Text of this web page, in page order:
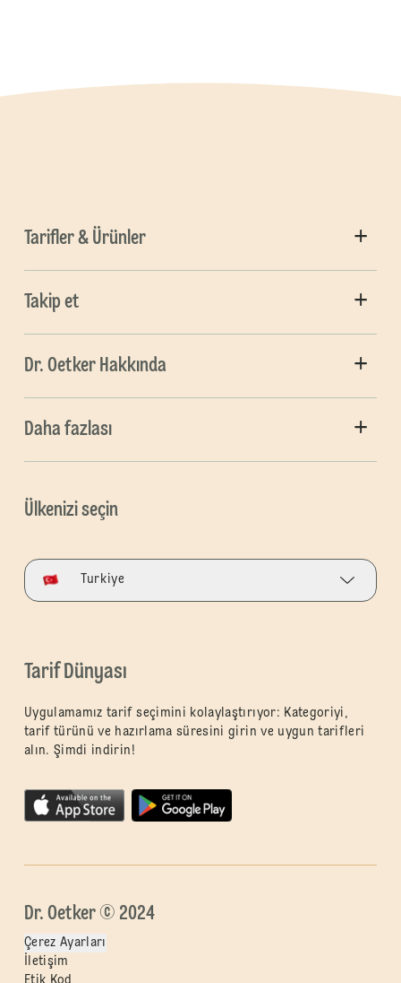
Tarifler & Ürünler
Takip et
Dr. Oetker Hakkında
Daha fazlası
Ülkenizi seçin
Turkiye
Tarif Dünyası
Uygulamamız tarif seçimini kolaylaştırıyor: Kategoriyi,
tarif türünü ve hazırlama süresini girin ve uygun tarifleri
alın. Şimdi indirin!
Dr. Oetker © 2024
Çerez Ayarları
İletişim
Etik Kod